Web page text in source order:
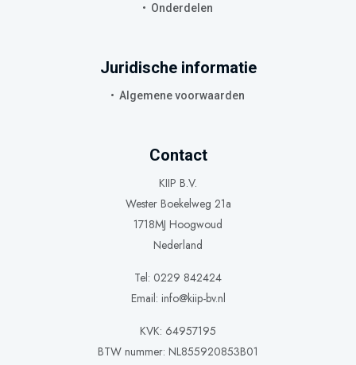
Onderdelen
Juridische informatie
Algemene voorwaarden
Contact
KIIP B.V.
Wester Boekelweg 21a
1718MJ Hoogwoud
Nederland
Tel: 0229 842424
Email: info@kiip-bv.nl
KVK: 64957195
BTW nummer: NL855920853B01